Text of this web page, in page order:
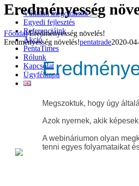
Vállalati megoldások
Egyedi fejlesztés
Referenciáink
Akció
PentaTimes
Rólunk
Kapcsolat
Ügyfélkapu
Eredményesség
Főoldal/Eredményesség növelés!
Eredményesség növelés!pentatrade2020-
Megszoktuk, hogy úgy
Azok nyernek, akik
A webináriumon olyan
tenni egyes folyamataikat